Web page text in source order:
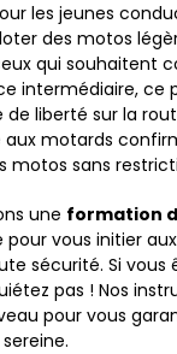
les jeunes
des motos
qui souhaitent
intermédiaire, ce
liberté sur la
aux motards
motos sans
une formation
pour vous initier
sécurité. Si vous
pas ! Nos
pour vous